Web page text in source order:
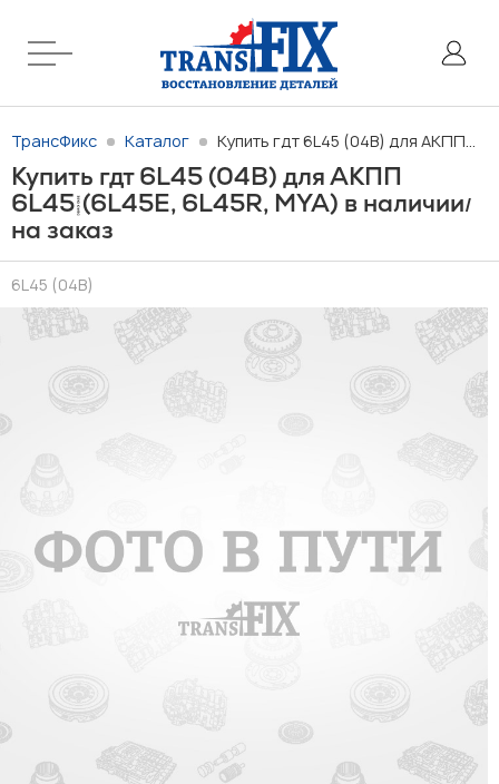
ТрансФикс Каталог Купить гдт 6L45 (04B) для АКПП 6L45 (6L45E, 6L45R, MYA) в наличии/на заказ
Купить гдт 6L45 (04B) для АКПП
6L45 (6L45E, 6L45R, MYA) в наличии/
на заказ
6L45 (04B)